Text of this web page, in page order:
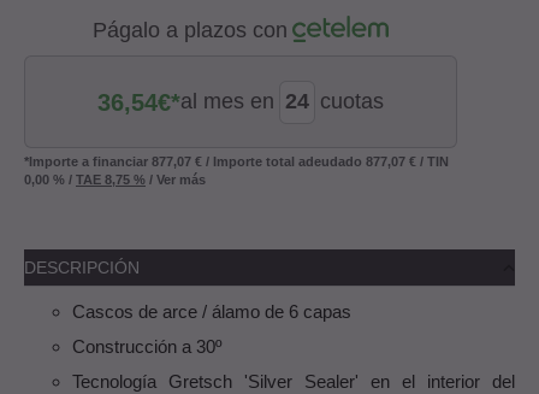
Págalo a plazos con
36,54€*al mes en cuotas
*Importe a financiar 877,07 € / Importe total adeudado 877,07 € / TIN
0,00 % / TAE 8,75 % / Ver más
DESCRIPCIÓN
Cascos de arce / álamo de 6 capas
Construcción a 30º
Tecnología Gretsch 'Silver Sealer' en el interior del